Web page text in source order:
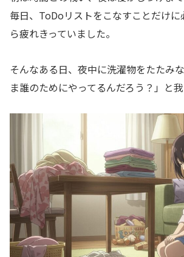
毎日、ToDoリストをこなすことだけに
ら疲れきっていました。
そんなある日、夜中に洗濯物をたたみ
ま誰のためにやってるんだろう？」と我